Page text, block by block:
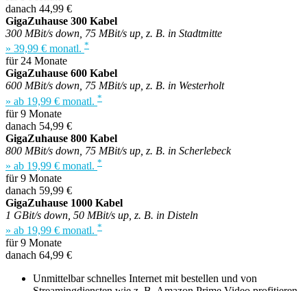
danach 44,99 €
GigaZuhause 300 Kabel
300 MBit/s down, 75 MBit/s up, z. B. in Stadtmitte
» 39,99 € monatl. *
für 24 Monate
GigaZuhause 600 Kabel
600 MBit/s down, 75 MBit/s up, z. B. in Westerholt
» ab 19,99 € monatl. *
für 9 Monate
danach 54,99 €
GigaZuhause 800 Kabel
800 MBit/s down, 75 MBit/s up, z. B. in Scherlebeck
» ab 19,99 € monatl. *
für 9 Monate
danach 59,99 €
GigaZuhause 1000 Kabel
1 GBit/s down, 50 MBit/s up, z. B. in Disteln
» ab 19,99 € monatl. *
für 9 Monate
danach 64,99 €
Unmittelbar schnelles Internet mit bestellen und von